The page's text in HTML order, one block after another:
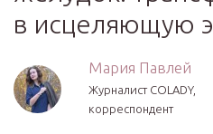
в исцеляющую
Мария Павлей
Журналист COLADY,
корреспондент